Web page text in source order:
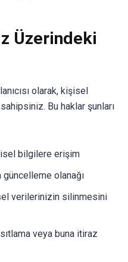
Üzerindeki
olarak, kişisel
Bu haklar şunları
bilgilere erişim
olanağı
verilerinizin silinmesini
veya buna itiraz